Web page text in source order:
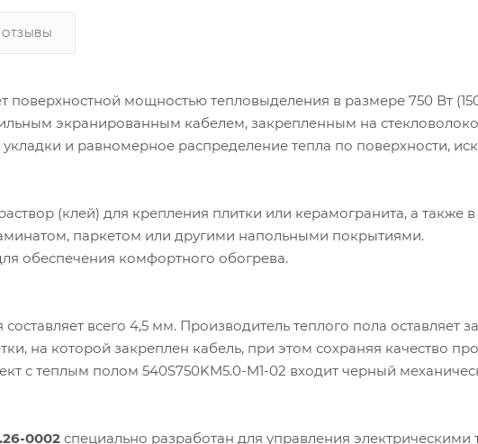
ОТЗЫВЫ
поверхностной мощностью тепловыделения в размере 750 Вт
экранированным кабелем, закрепленным на
и равномерное распределение тепла по поверхности,
(клей) для крепления плитки или керамогранита, а также в
паркетом или другими напольными покрытиями.
обеспечения комфортного обогрева.
всего 4,5 мм. Производитель теплого пола оставляет
на которой закреплен кабель, при этом сохраняя качество
с теплым полом 540S750KM5.0-M1-02 входит черный
0002 специально разработан для управления электрическими